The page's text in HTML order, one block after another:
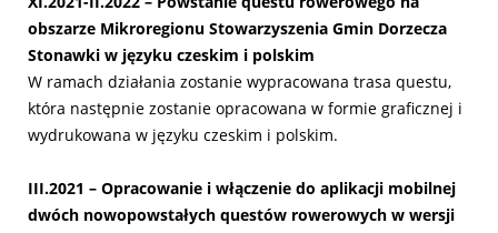
obszarze Mikroregionu Stowarzyszenia Gmin Dorzecza
Stonawki w języku czeskim i polskim
W ramach działania zostanie wypracowana trasa questu,
która następnie zostanie opracowana w formie graficznej i
wydrukowana w języku czeskim i polskim.
III.2021 – Opracowanie i włączenie do aplikacji mobilnej
dwóch nowopowstałych questów rowerowych w wersji